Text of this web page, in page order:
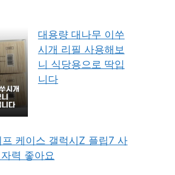
대용량 대나무 이쑤
시개 리필 사용해보
니 식당용으로 딱입
니다
케이스 갤럭시Z 플립7 사
력 좋아요